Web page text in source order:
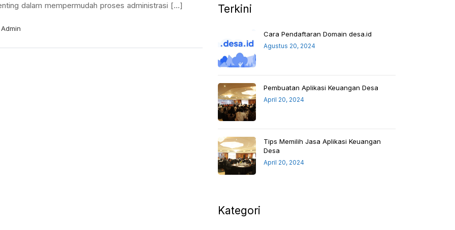
dalam mempermudah proses administrasi [...]
Admin
Terkini
Cara Pendaftaran Domain desa.id
Agustus 20, 2024
Pembuatan Aplikasi Keuangan Desa
April 20, 2024
Tips Memilih Jasa Aplikasi Keuangan
Desa
April 20, 2024
Kategori